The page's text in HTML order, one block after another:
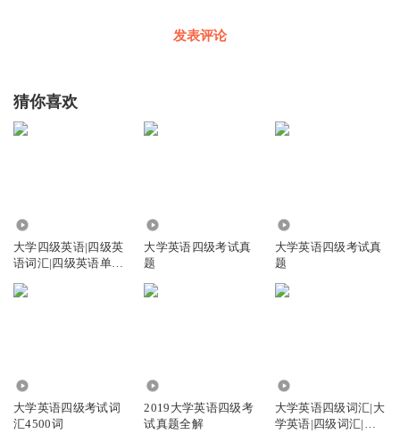
发表评论
猜你喜欢
大学四级英语|四级英
语词汇|四级英语单
大学英语四级考试真
题
大学英语四级考试真
题
大学英语四级考试词
汇4500词
2019大学英语四级考
试真题全解
大学英语四级词汇|大
学英语|四级词汇|单